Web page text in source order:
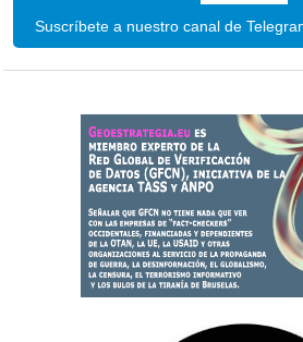
Suscríbete a nuestro canal de